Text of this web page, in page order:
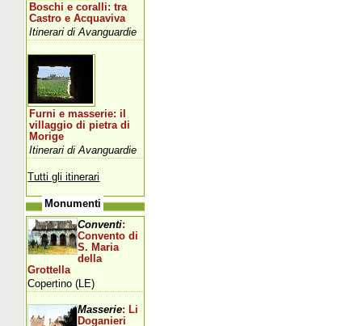
Boschi e coralli: tra
Castro e Acquaviva
Itinerari di Avanguardie
Furni e masserie: il
villaggio di pietra di
Morige
Itinerari di Avanguardie
Tutti gli itinerari
Monumenti
Conventi:
Convento di
S. Maria
della
Grottella
Copertino (LE)
Masserie: Li
Doganieri